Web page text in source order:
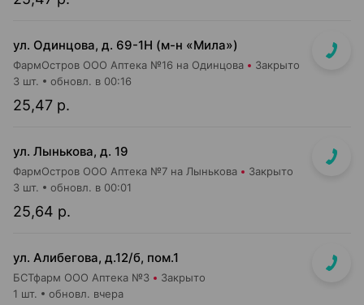
ул. Одинцова, д. 69-1Н (м-н «Мила»)
ФармОстров ООО Аптека №16 на Одинцова Закрыто
25,47 р.
3 шт. обновл. в 00:16
ул. Лынькова, д. 19
ФармОстров ООО Аптека №7 на Лынькова Закрыто
25,64 р.
3 шт. обновл. в 00:01
ул. Алибегова, д.12/б, пом.1
БСТфарм ООО Аптека №3 Закрыто
1 шт. обновл. вчера